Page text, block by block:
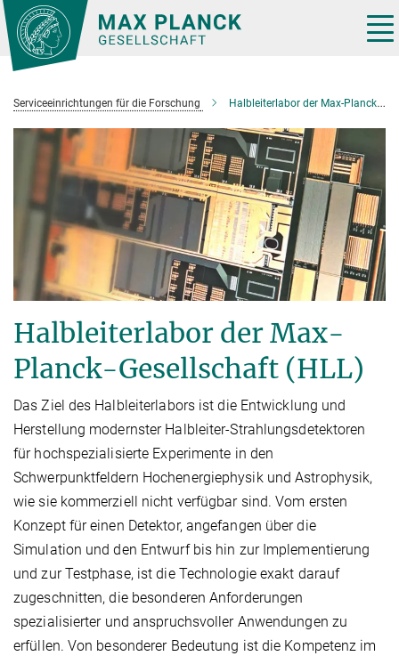
Hauptinhalt
Serviceeinrichtungen für die Forschung Halbleiterlabor der Max-Planck-Gesellschaft (HLL)
Halbleiterlabor der Max-
Planck-Gesellschaft (HLL)
Das Ziel des Halbleiterlabors ist die Entwicklung und
Herstellung modernster Halbleiter-Strahlungsdetektoren
für hochspezialisierte Experimente in den
Schwerpunktfeldern Hochenergiephysik und Astrophysik,
wie sie kommerziell nicht verfügbar sind. Vom ersten
Konzept für einen Detektor, angefangen über die
Simulation und den Entwurf bis hin zur Implementierung
und zur Testphase, ist die Technologie exakt darauf
zugeschnitten, die besonderen Anforderungen
spezialisierter und anspruchsvoller Anwendungen zu
erfüllen. Von besonderer Bedeutung ist die Kompetenz im